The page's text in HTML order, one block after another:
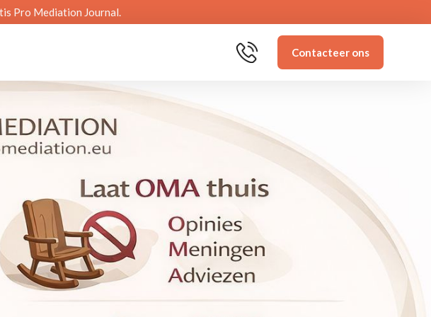
Pro Mediation Journal.
Contacteer ons